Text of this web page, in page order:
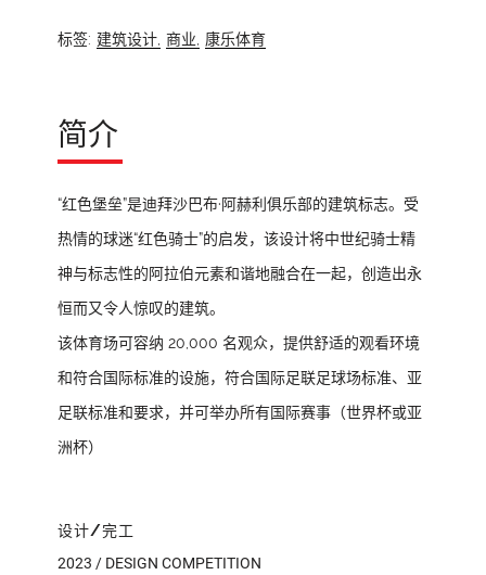
标签: 建筑设计, 商业, 康乐体育
简介
“红色堡垒”是迪拜沙巴布·阿赫利俱乐部的建筑标志。受
热情的球迷“红色骑士”的启发，该设计将中世纪骑士精
神与标志性的阿拉伯元素和谐地融合在一起，创造出永
恒而又令人惊叹的建筑。
该体育场可容纳 20,000 名观众，提供舒适的观看环境
和符合国际标准的设施，符合国际足联足球场标准、亚
足联​​标准和要求，并可举办所有国际赛事（世界杯或亚
洲杯）
设计/完工
2023 / DESIGN COMPETITION